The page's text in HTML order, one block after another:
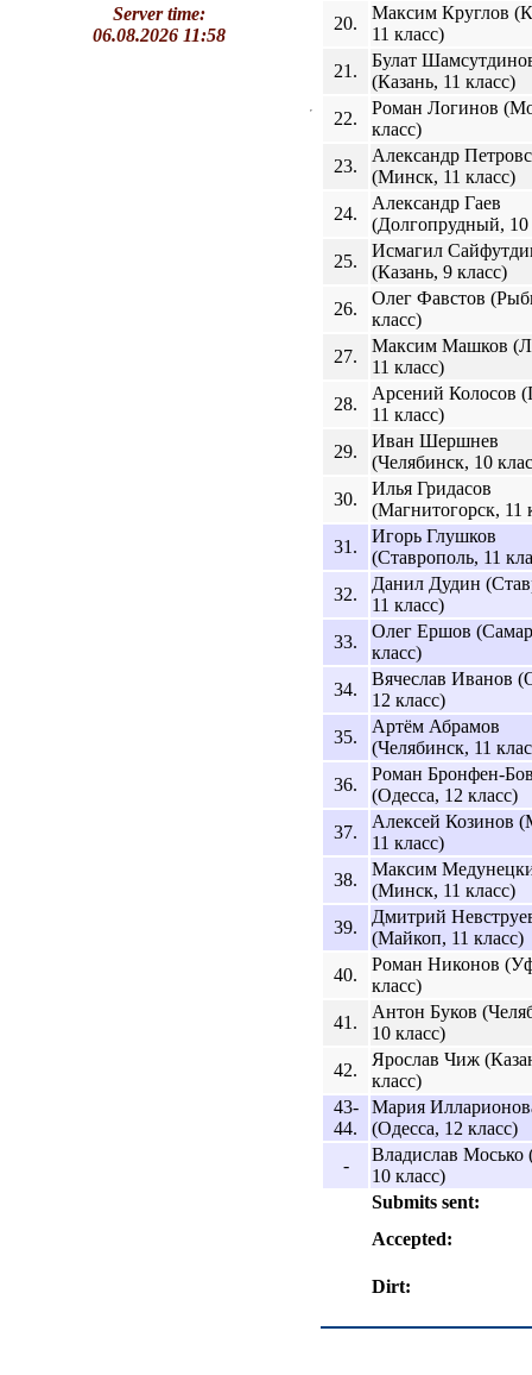
Server time:
06.08.2026 11:58
20.
Максим Круглов
11 класс)
21.
Булат
(Казань, 11 класс)
22.
Роман Логинов
класс)
23.
Александр
(Минск, 11 класс)
24.
Александр Гаев
(Долгопрудный, 10
25.
Исмагил
(Казань, 9 класс)
26.
Олег Фавстов
класс)
27.
Максим Машков
11 класс)
28.
Арсений Колосов
11 класс)
29.
Иван Шершнев
(Челябинск, 10
30.
Илья Гридасов
(Магнитогорск, 11
31.
Игорь Глушков
(Ставрополь, 11
32.
Данил Дудин
11 класс)
33.
Олег Ершов
класс)
34.
Вячеслав Иванов
12 класс)
35.
Артём Абрамов
(Челябинск, 11
36.
Роман Бронфен-
(Одесса, 12 класс)
37.
Алексей Козинов
11 класс)
38.
Максим
(Минск, 11 класс)
39.
Дмитрий
(Майкоп, 11 класс)
40.
Роман Никонов
класс)
41.
Антон Буков
10 класс)
42.
Ярослав Чиж
класс)
43-
44.
Мария
(Одесса, 12 класс)
-
Владислав Мосько
10 класс)
Submits sent:
Accepted:
Dirt: